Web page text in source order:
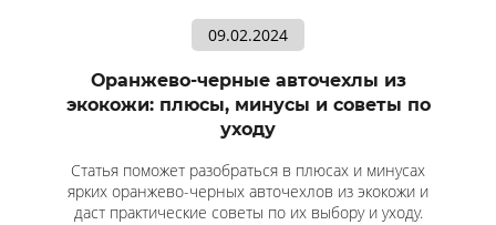
09.02.2024
Оранжево-черные авточехлы из
экокожи: плюсы, минусы и советы по
уходу
Статья поможет разобраться в плюсах и минусах
ярких оранжево-черных авточехлов из экокожи и
даст практические советы по их выбору и уходу.